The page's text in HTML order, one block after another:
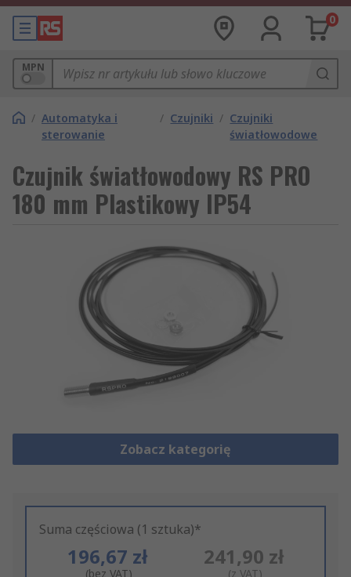
0
MPN
/ Automatyka i
sterowanie
/ Czujniki / Czujniki
światłowodowe
Czujnik światłowodowy RS PRO
180 mm Plastikowy IP54
Zobacz kategorię
Suma częściowa (1 sztuka)*
196,67 zł
(bez VAT)
241,90 zł
(z VAT)